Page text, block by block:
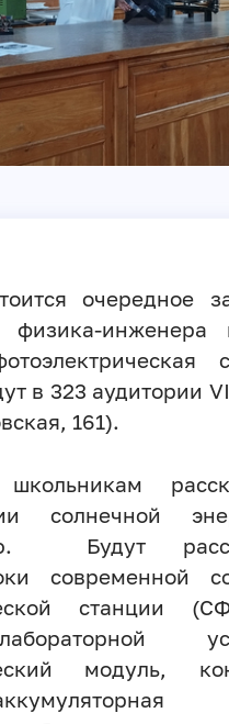
очередное
инженера
в 323 аудитории
161).
солнечной
Будут
современной
станции
модуль,